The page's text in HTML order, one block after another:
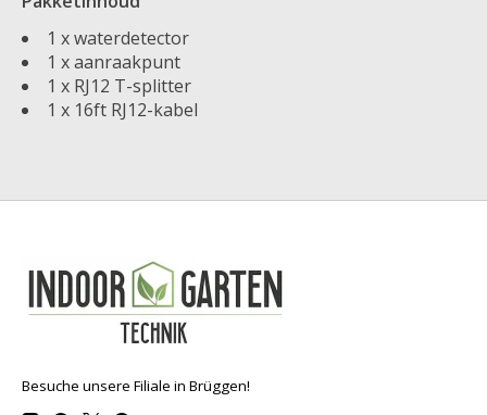
1 x waterdetector
1 x aanraakpunt
1 x RJ12 T-splitter
1 x 16ft RJ12-kabel
Besuche unsere Filiale in Brüggen!